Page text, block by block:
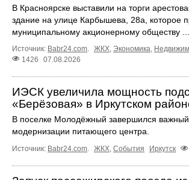
В Красноярске выставили на торги
здание на улице Карбышева, 28а, которое
муниципальному акционерному обществу ...
Источник: Babr24.com. ЖКХ, Экономика,
1426
07.08.2026
ИЭСК увеличила мощность
«Берёзовая» в Иркутском
В поселке Молодёжный завершился важный
модернизации питающего центра.
Источник: Babr24.com ЖКХ События Иркутск